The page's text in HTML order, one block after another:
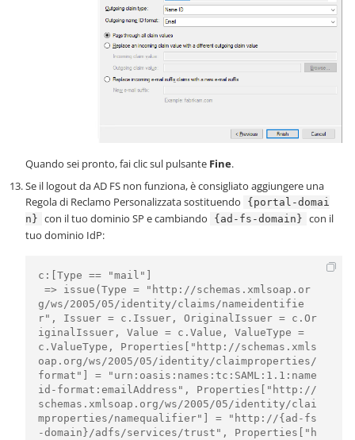
Quando sei pronto, fai clic sul pulsante Fine.
Se il logout da AD FS non funziona, è consigliato aggiungere una
Regola di Reclamo Personalizzata sostituendo
{portal-domai
n} con il tuo dominio SP e cambiando {ad-fs-domain} con il
tuo dominio IdP:
c:[Type == "mail"]
g/ws/2005/05/identity/claims/nameidentifie
r", Issuer = c.Issuer, OriginalIssuer = c.Or
iginalIssuer, Value = c.Value, ValueType =
c.ValueType, Properties["http://schemas.xmls
oap.org/ws/2005/05/identity/claimproperties/
format"] = "urn:oasis:names:tc:SAML:1.1:name
id-format:emailAddress", Properties["http://
schemas.xmlsoap.org/ws/2005/05/identity/clai
mproperties/namequalifier"] = "http://{ad-fs
-domain}/adfs/services/trust", Properties["h